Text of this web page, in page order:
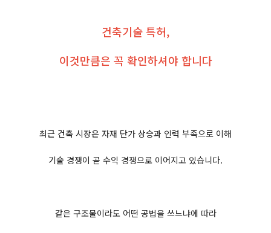
건축기술 특허,
이것만큼은 꼭 확인하셔야 합니다
최근 건축 시장은 자재 단가 상승과 인력 부족으로 이해
기술 경쟁이 곧 수익 경쟁으로 이어지고 있습니다.
같은 구조물이라도 어떤 공법을 쓰느냐에 따라